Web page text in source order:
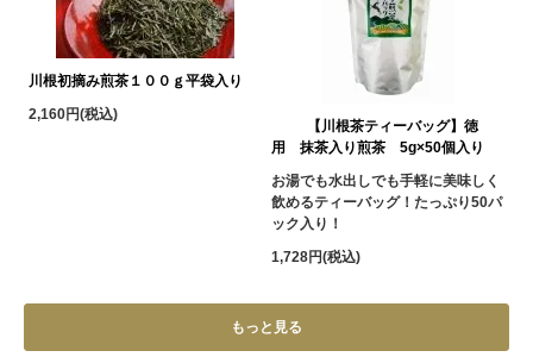
川根初摘み煎茶１００ｇ平袋入り
2,160円(税込)
【川根茶ティーバッグ】徳
用 抹茶入り煎茶 5g×50個入り
お湯でも水出しでも手軽に美味しく
飲めるティーバッグ！たっぷり50パ
ック入り！
1,728円(税込)
もっと見る